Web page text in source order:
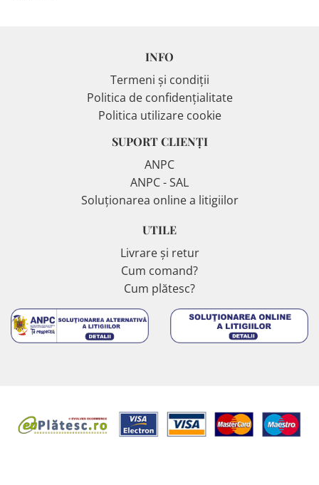
din 5
INFO
Termeni și condiții
Politica de confidențialitate
Politica utilizare cookie
SUPORT CLIENȚI
ANPC
ANPC - SAL
Soluționarea online a litigiilor
UTILE
Livrare și retur
Cum comand?
Cum plătesc?